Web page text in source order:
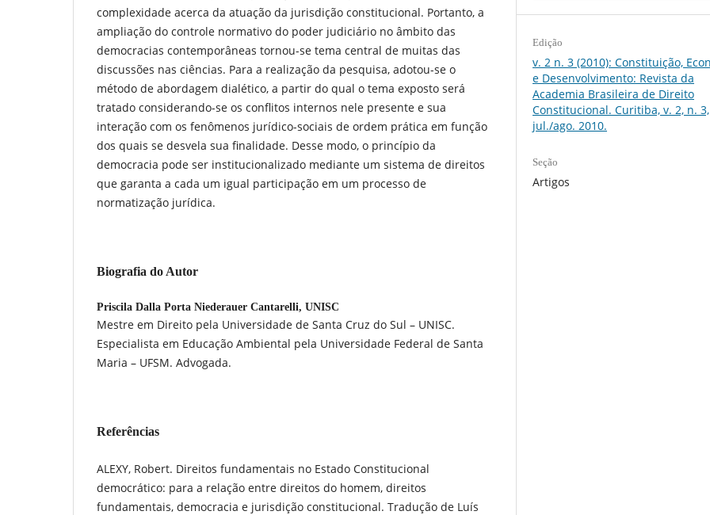
complexidade acerca da atuação da jurisdição constitucional. Portanto, a
ampliação do controle normativo do poder judiciário no âmbito das
democracias contemporâneas tornou-se tema central de muitas das
discussões nas ciências. Para a realização da pesquisa, adotou-se o
método de abordagem dialético, a partir do qual o tema exposto será
tratado considerando-se os conflitos internos nele presente e sua
interação com os fenômenos jurídico-sociais de ordem prática em função
dos quais se desvela sua finalidade. Desse modo, o princípio da
democracia pode ser institucionalizado mediante um sistema de direitos
que garanta a cada um igual participação em um processo de
normatização jurídica.
Biografia do Autor
Priscila Dalla Porta Niederauer Cantarelli, UNISC
Mestre em Direito pela Universidade de Santa Cruz do Sul – UNISC.
Especialista em Educação Ambiental pela Universidade Federal de Santa
Maria – UFSM. Advogada.
Referências
ALEXY, Robert. Direitos fundamentais no Estado Constitucional
democrático: para a relação entre direitos do homem, direitos
fundamentais, democracia e jurisdição constitucional. Tradução de Luís
Edição
v. 2 n. 3 (2010): Constituição,
e Desenvolvimento: Revista da
Academia Brasileira de Direito
Constitucional. Curitiba, v. 2, n. 3,
jul./ago. 2010.
Seção
Artigos